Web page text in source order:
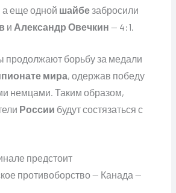
а еще одной шайбезабросили
и Александр Овечкин — 4:1.
продолжают борьбу за медали
мира, одержав победу
немцами. Таким образом,
России будут состязаться с
предстоит
противоборство — Канада —